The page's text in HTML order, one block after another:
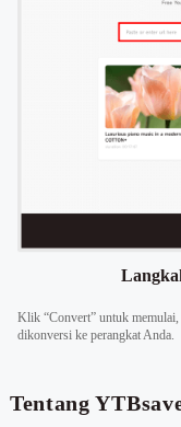
Klik “Convert” untuk
dikonversi ke perangkat Anda.
Tentang